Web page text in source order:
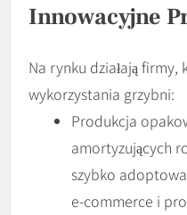
Innowacyjne
Na rynku działają
wykorzystania grzybni:
Produkcja
amortyzujących
szybko
e‑commerce i